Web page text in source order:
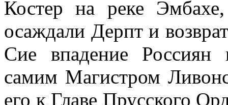
Костер на реке
осаждали Дерпт и
Сие впадение
самим Магистром
его к Главе Прусского